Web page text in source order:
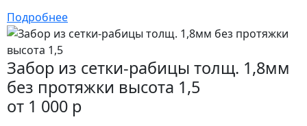
Подробнее
Забор из сетки-рабицы толщ. 1,8мм
без протяжки высота 1,5
от 1 000 р